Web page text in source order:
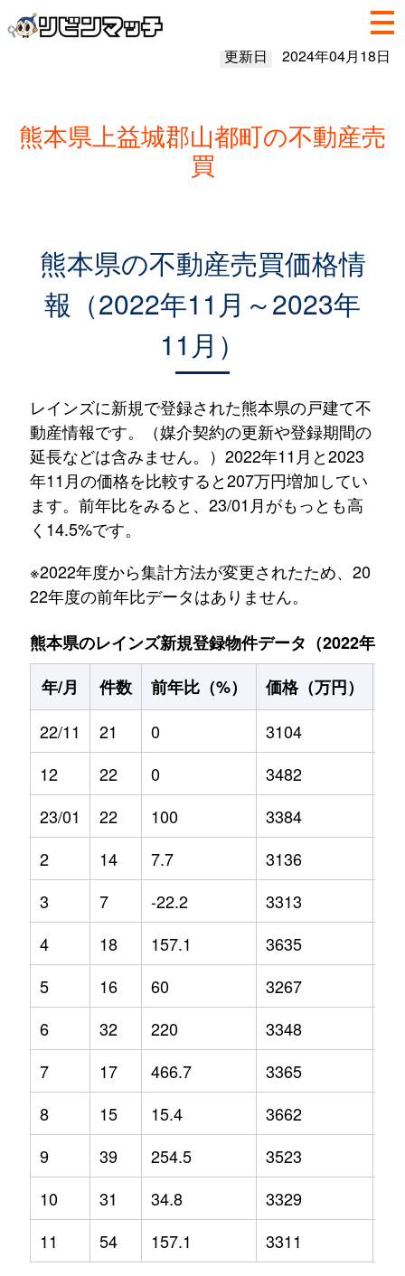
更新日 2024年04月18日
熊本県上益城郡山都町の不動産売
買
熊本県の不動産売買価格情
報（2022年11月～2023年
11月）
レインズに新規で登録された熊本県の戸建て不
動産情報です。（媒介契約の更新や登録期間の
延長などは含みません。）2022年11月と2023
年11月の価格を比較すると207万円増加してい
ます。前年比をみると、23/01月がもっとも高
く14.5%です。
※2022年度から集計方法が変更されたため、20
22年度の前年比データはありません。
熊本県のレインズ新規登録物件データ（2022年11
年/月
件数 前年比（%） 価格（万円）
22/11
21 0 3104
12
22 0 3482
23/01
22 100 3384
2
14 7.7 3136
3
7 -22.2 3313
4
18 157.1 3635
5
16 60 3267
6
32 220 3348
7
17 466.7 3365
8
15 15.4 3662
9
39 254.5 3523
10
31 34.8 3329
11
54 157.1 3311